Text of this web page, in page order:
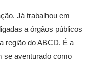
Já trabalhou em
a órgãos públicos
região do ABCD. É a
se aventurado como